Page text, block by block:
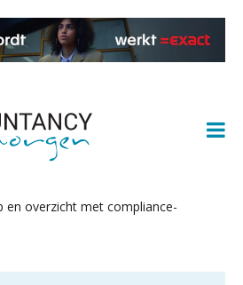
en overzicht met compliance-